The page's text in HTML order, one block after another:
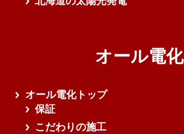
オール電化
オール電化トップ
保証
こだわりの施工